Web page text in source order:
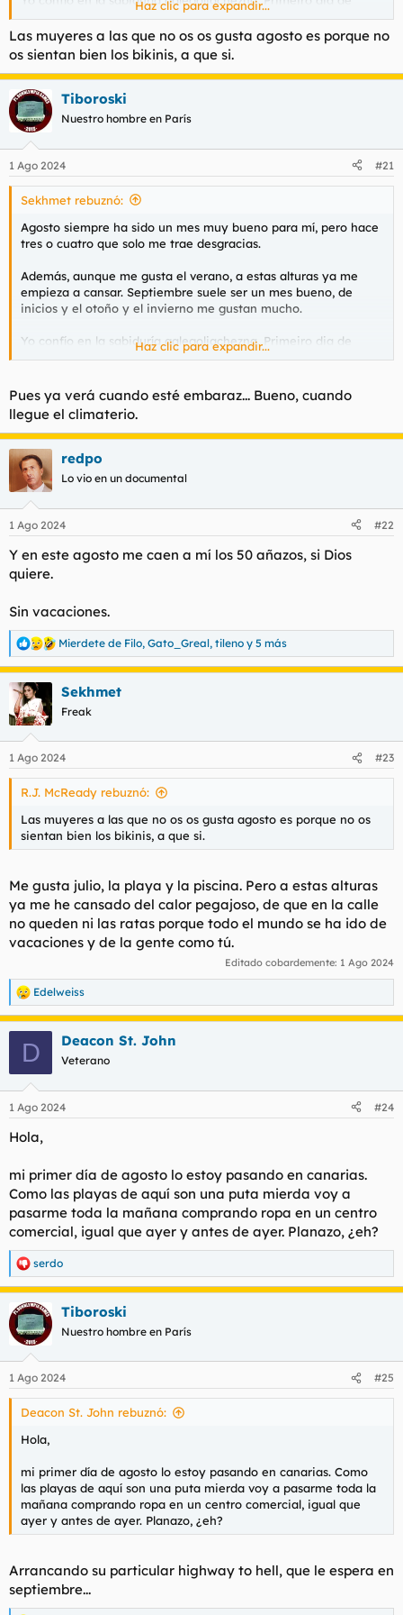
Agosto,primeiro diadeinverno.
Haz clic para expandir...
Las muyeres a las que no os os gusta agosto es porque no
os sientan bien los bikinis, a que si.
Tiboroski
Nuestro hombre en París
1 Ago 2024 #21
Sekhmet rebuznó:
Agosto siempre ha sido un mes muy bueno para mí, pero hace
tres o cuatro que solo me trae desgracias.
Además, aunque me gusta el verano, a estas alturas ya me
empieza a cansar. Septiembre suele ser un mes bueno, de
inicios y el otoño y el invierno me gustan mucho.
Yo confío en la sabiduría galegoliachezna. Primeiro dia de
Agosto,primeiro diadeinverno.
Haz clic para expandir...
Pues ya verá cuando esté embaraz... Bueno, cuando
llegue el climaterio.
redpo
Lo vio en un documental
1 Ago 2024 #22
Y en este agosto me caen a mí los 50 añazos, si Dios
quiere.
Sin vacaciones.
R
e
a
c
c
i
e
s
Mierdete de Filo, Gato_Greal, tileno y 5 más
Sekhmet
Freak
1 Ago 2024 #23
R.J. McReady rebuznó:
Las muyeres a las que no os os gusta agosto es porque no os
sientan bien los bikinis, a que si.
Me gusta julio, la playa y la piscina. Pero a estas alturas
ya me he cansado del calor pegajoso, de que en la calle
no queden ni las ratas porque todo el mundo se ha ido de
vacaciones y de la gente como tú.
Editado cobardemente: 1 Ago 2024
R
e
e
:
Edelweiss
D Deacon St. John
Veterano
1 Ago 2024 #24
Hola,
mi primer día de agosto lo estoy pasando en canarias.
Como las playas de aquí son una puta mierda voy a
pasarme toda la mañana comprando ropa en un centro
comercial, igual que ayer y antes de ayer. Planazo, ¿eh?
R
e
a
c
c
i
e
s
serdo
Tiboroski
Nuestro hombre en París
1 Ago 2024 #25
Deacon St. John rebuznó:
Hola,
mi primer día de agosto lo estoy pasando en canarias. Como
las playas de aquí son una puta mierda voy a pasarme toda la
mañana comprando ropa en un centro comercial, igual que
ayer y antes de ayer. Planazo, ¿eh?
Arrancando su particular highway to hell, que le espera en
septiembre...